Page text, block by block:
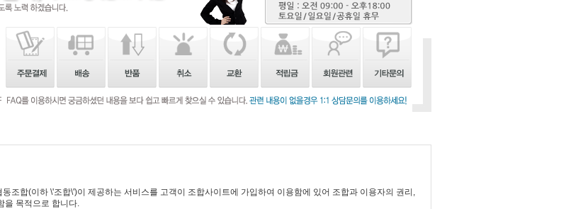
조합(이하 \'조합\')이 제공하는 서비스를 고객이 조합사이트에 가입하여 이용함에 있어 조합과 이용자의 권리,
을 목적으로 합니다.